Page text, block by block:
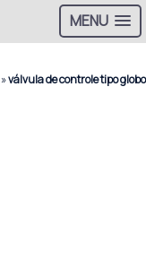
MENU
»válvula de controle tipo globo